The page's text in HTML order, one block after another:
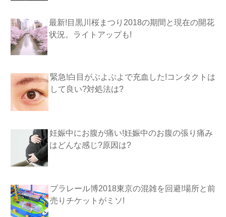
最新!目黒川桜まつり2018の期間と現在の開花
状況。ライトアップも!
緊急!白目がぶよぶよで充血した!コンタクトは
して良い?対処法は?
妊娠中にお腹が痛い!妊娠中のお腹の張り痛み
はどんな感じ?原因は?
プラレール博2018東京の混雑を回避!場所と前
売りチケットがミソ!